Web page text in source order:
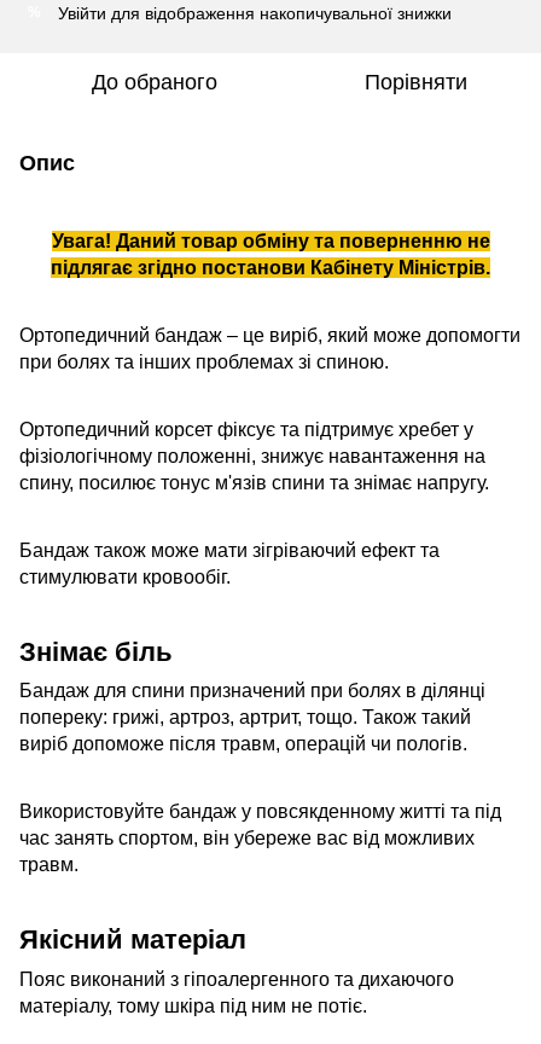
Увійти для відображення накопичувальної знижки
До обраного Порівняти
Опис
Увага! Даний товар обміну та поверненню не
підлягає згідно постанови Кабінету Міністрів.
Ортопедичний бандаж – це виріб, який може допомогти
при болях та інших проблемах зі спиною.
Ортопедичний корсет фіксує та підтримує хребет у
фізіологічному положенні, знижує навантаження на
спину, посилює тонус м'язів спини та знімає напругу.
Бандаж також може мати зігріваючий ефект та
стимулювати кровообіг.
Знімає біль
Бандаж для спини призначений при болях в ділянці
попереку: грижі, артроз, артрит, тощо. Також такий
виріб допоможе після травм, операцій чи пологів.
Використовуйте бандаж у повсякденному житті та під
час занять спортом, він убереже вас від можливих
травм.
Якісний матеріал
Пояс виконаний з гіпоалергенного та дихаючого
матеріалу, тому шкіра під ним не потіє.